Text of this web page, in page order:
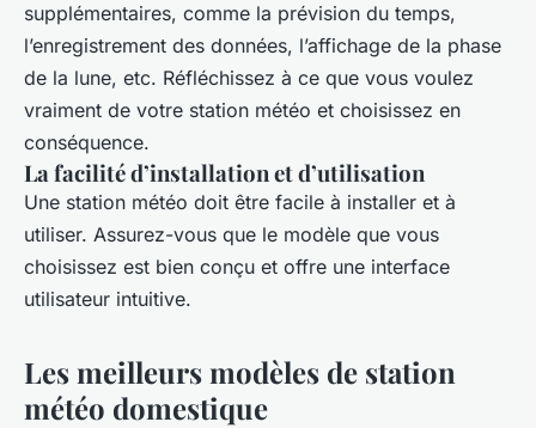
supplémentaires, comme la prévision du temps,
l’enregistrement des données, l’affichage de la phase
de la lune, etc. Réfléchissez à ce que vous voulez
vraiment de votre station météo et choisissez en
conséquence.
La facilité d’installation et d’utilisation
Une station météo doit être facile à installer et à
utiliser. Assurez-vous que le modèle que vous
choisissez est bien conçu et offre une interface
utilisateur intuitive.
Les meilleurs modèles de station
météo domestique